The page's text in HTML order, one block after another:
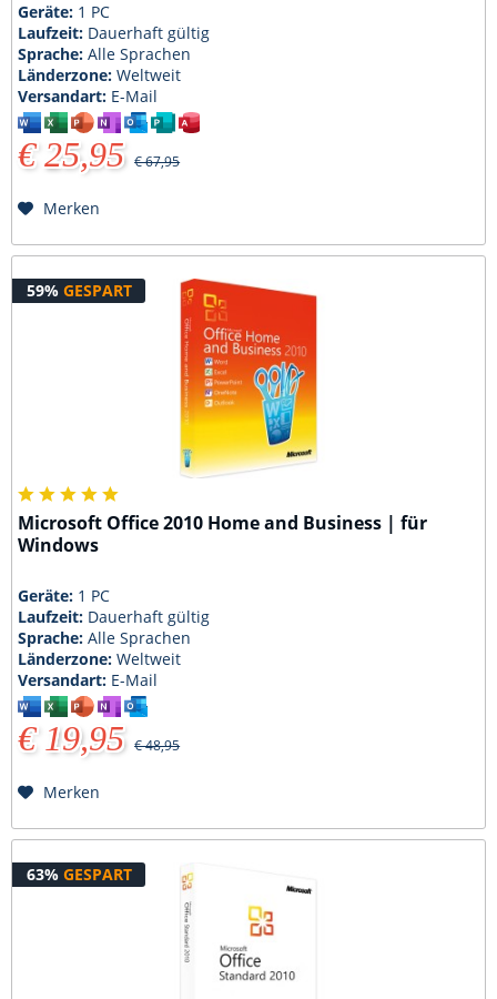
Geräte: 1 PC
Laufzeit: Dauerhaft gültig
Sprache:Alle Sprachen
Länderzone:Weltweit
Versandart: E-Mail
€ 25,95 € 67,95
Merken
59% GESPART
Microsoft Office 2010 Home and Business | für
Windows
Geräte: 1 PC
Laufzeit: Dauerhaft gültig
Sprache:Alle Sprachen
Länderzone:Weltweit
Versandart: E-Mail
€ 19,95 € 48,95
Merken
63% GESPART